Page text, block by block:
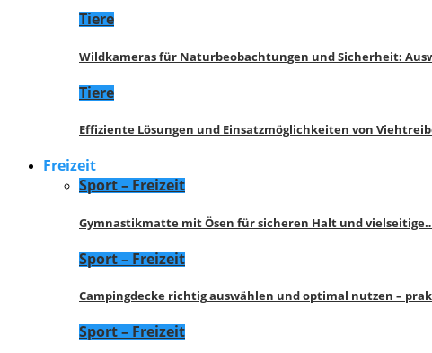
Tiere
Wildkameras für Naturbeobachtungen und Sicherheit:
Tiere
Effiziente Lösungen und Einsatzmöglichkeiten von
Freizeit
Sport – Freizeit
Gymnastikmatte mit Ösen für sicheren Halt und
Sport – Freizeit
Campingdecke richtig auswählen und optimal nutzen –
Sport – Freizeit